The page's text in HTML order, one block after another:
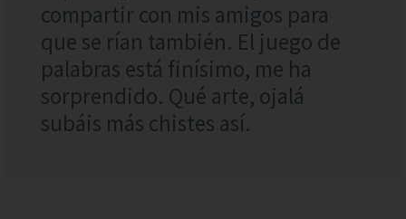
compartir con mis amigos para
que se rían también. El juego de
palabras está finísimo, me ha
sorprendido. Qué arte, ojalá
subáis más chistes así.